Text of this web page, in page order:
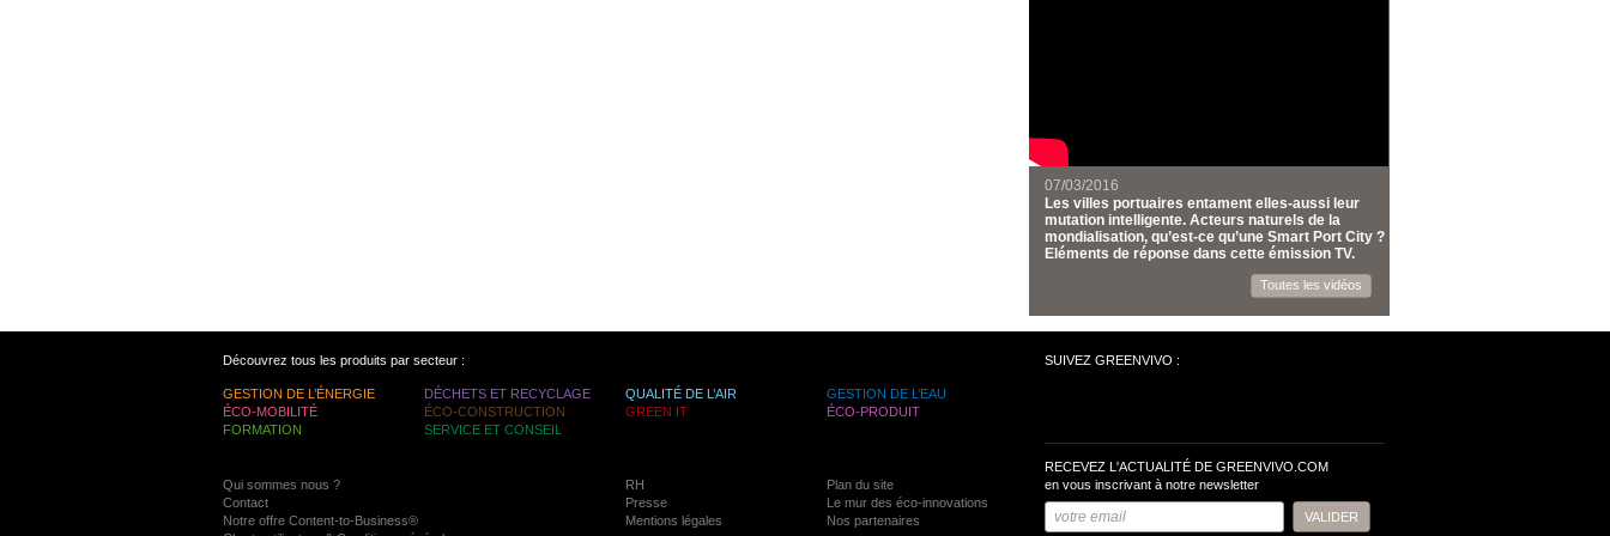
07/03/2016
Les villes portuaires entament elles-aussi leur
mutation intelligente. Acteurs naturels de la
mondialisation, qu’est-ce qu’une Smart Port City ?
Eléments de réponse dans cette émission TV.
Toutes les vidéos
Découvrez tous les produits par secteur :
GESTION DE L’ÉNERGIE DÉCHETS ET RECYCLAGE QUALITÉ DE L’AIR
GESTION DE L’EAU
ÉCO-MOBILITÉ
ÉCO-CONSTRUCTION GREEN IT
ÉCO-PRODUIT
FORMATION
SERVICE ET CONSEIL
Qui sommes nous ? RH
Plan du site
Contact
Presse
Le mur des éco-innovations
Notre offre Content-to-Business®
Mentions légales
Nos partenaires
SUIVEZ GREENVIVO :
RECEVEZ L'ACTUALITÉ DE GREENVIVO.COM
en vous inscrivant à notre newsletter